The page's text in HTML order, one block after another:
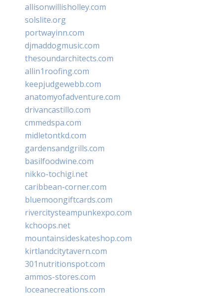
allisonwillisholley.com
solslite.org
portwayinn.com
djmaddogmusic.com
thesoundarchitects.com
allin1roofing.com
keepjudgewebb.com
anatomyofadventure.com
drivancastillo.com
cmmedspa.com
midletontkd.com
gardensandgrills.com
basilfoodwine.com
nikko-tochigi.net
caribbean-corner.com
bluemoongiftcards.com
rivercitysteampunkexpo.com
kchoops.net
mountainsideskateshop.com
kirtlandcitytavern.com
301nutritionspot.com
ammos-stores.com
loceanecreations.com